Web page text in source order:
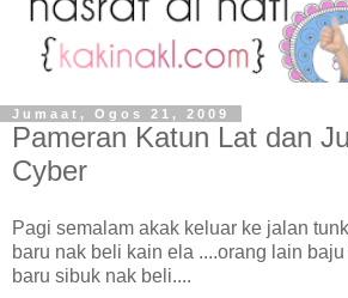
Jumaat, Ogos 21, 2009
Pameran Katun Lat dan
Cyber
Pagi semalam akak keluar ke jalan
baru nak beli kain ela ....orang lain
baru sibuk nak beli....